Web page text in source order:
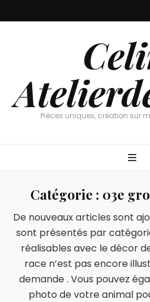
Pièces uniques, création sur
Catégorie : 03e
De nouveaux articles sont
sont présentés par
réalisables avec le décor
race n’est pas encore
demande . Vous pouvez
photo de votre animal